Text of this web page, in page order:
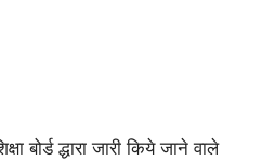
बोर्ड द्धारा जारी किये जाने वाले